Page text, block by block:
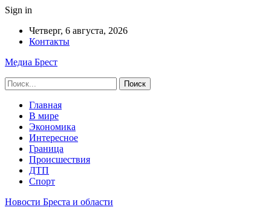
Sign in
Четверг, 6 августа, 2026
Контакты
Медиа Брест
Главная
В мире
Экономика
Интересное
Граница
Происшествия
ДТП
Спорт
Новости Бреста и области